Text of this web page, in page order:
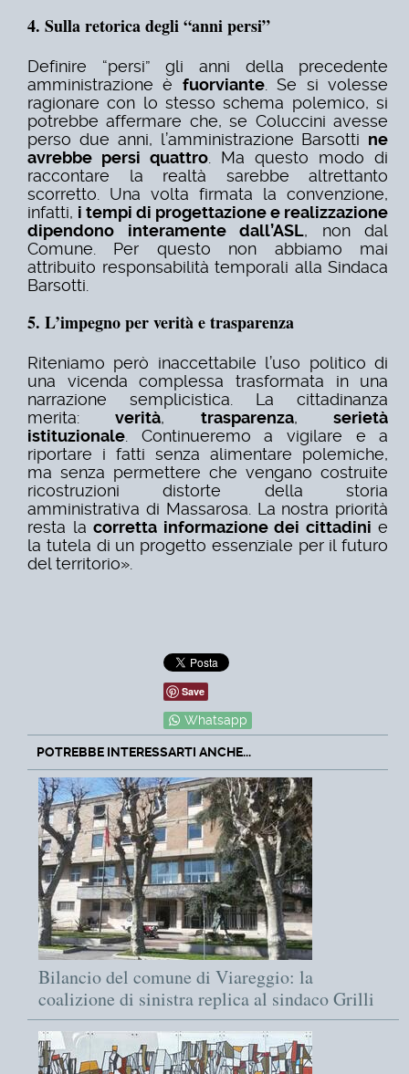
4. Sulla retorica degli “anni persi”
Definire “persi” gli anni della precedente
amministrazione è fuorviante.Se si volesse
ragionare con lo stesso schema polemico, si
potrebbe affermare che, se Coluccini avesse
perso due anni, l’amministrazione Barsotti ne
avrebbe persi quattro
Ma questo modo di
raccontare la realtà sarebbe altrettanto
scorretto. Una volta firmata la convenzione,
infatti, i tempi di progettazione e realizzazione
dipendono interamente dall’ASL, non dal
Comune. Per questo non abbiamo mai
attribuito responsabilità temporali alla Sindaca
Barsotti.
5. L’impegno per verità e trasparenza
Riteniamo però inaccettabile l’uso politico di
una vicenda complessa trasformata in una
narrazione semplicistica. La cittadinanza
merita:verità, trasparenza,serietà
istituzionale
Continueremo a vigilare e a
riportare i fatti senza alimentare polemiche,
ma senza permettere che vengano costruite
ricostruzioni distorte della storia
amministrativa di Massarosa. La nostra priorità
resta lacorretta informazione dei cittadini e
la tutela di un progetto essenziale per il futuro
del territorio».
Save
Whatsapp
POTREBBE INTERESSARTI ANCHE...
Bilancio del comune di Viareggio: la
coalizione di sinistra replica al sindaco Grilli